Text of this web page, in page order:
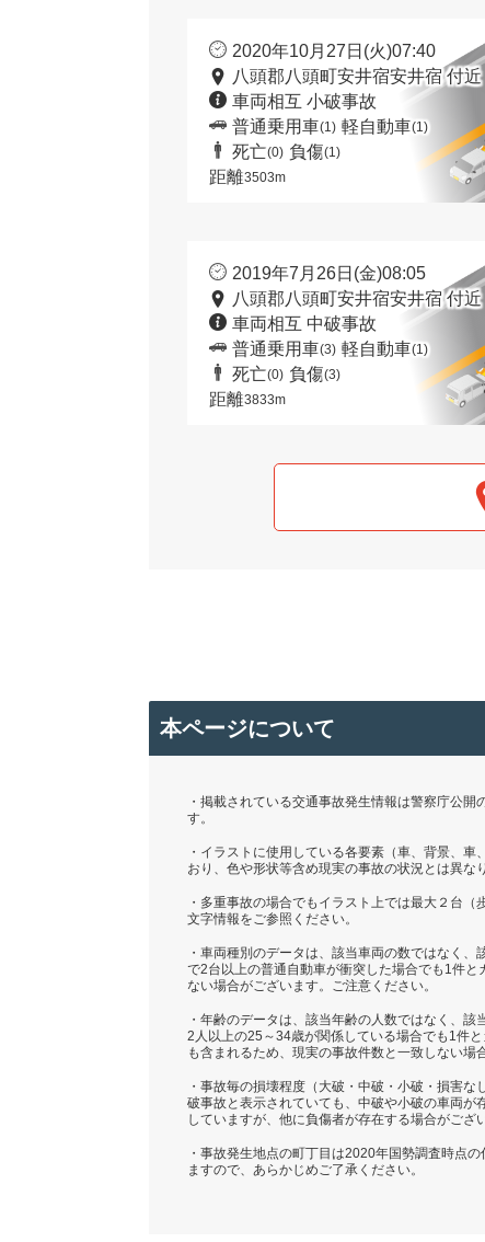
2020年10月27日(火)07:40
八頭郡八頭町安井宿安井宿 付近
車両相互 小破事故
普通乗用車(1) 軽自動車(1)
死亡(0) 負傷(1)
距離3503m
2019年7月26日(金)08:05
八頭郡八頭町安井宿安井宿 付近
車両相互 中破事故
普通乗用車(3) 軽自動車(1)
死亡(0) 負傷(3)
距離3833m
本ページについて
・掲載されている交通事故発生情報は警察庁公
す。
・イラストに使用している各要素（車、背景、
おり、色や形状等含め現実の事故の状況とは異な
・多重事故の場合でもイラスト上では最大２台
文字情報をご参照ください。
・車両種別のデータは、該当車両の数ではなく
で2台以上の普通自動車が衝突した場合でも1件
ない場合がございます。ご注意ください。
・年齢のデータは、該当年齢の人数ではなく、
2人以上の25～34歳が関係している場合でも1件
も含まれるため、現実の事故件数と一致しない場
・事故毎の損壊程度（大破・中破・小破・損害
破事故と表示されていても、中破や小破の車両
していますが、他に負傷者が存在する場合がござ
・事故発生地点の町丁目は2020年国勢調査時点
ますので、あらかじめご了承ください。